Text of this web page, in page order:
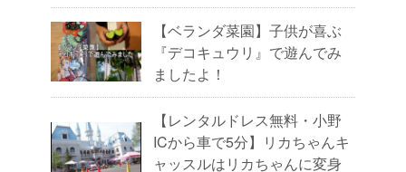
【ベランダ菜園】子供が喜ぶ
『デコキュウリ』で遊んでみ
ましたよ！
【レンタルドレス無料・小野
ICから車で5分】リカちゃんキ
ャッスルはリカちゃんに変身